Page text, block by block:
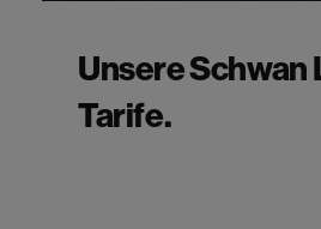
Unsere Schwan
Tarife.